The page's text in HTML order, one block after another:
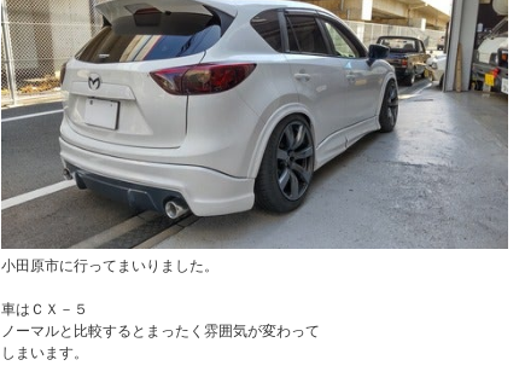
小田原市に行ってまいりました。
車はＣＸ－５
ノーマルと比較するとまったく雰囲気が変わって
しまいます。